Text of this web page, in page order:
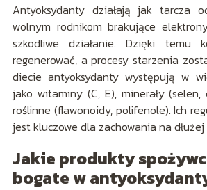
Antyoksydanty działają jak tarcza
wolnym rodnikom brakujące
szkodliwe działanie. Dzięki temu
regenerować, a procesy starzenia
diecie antyoksydanty występują w
jako witaminy (C, E), minerały
roślinne (flawonoidy, polifenole). Ich
jest kluczowe dla zachowania na dłużej
Jakie produkty
bogate w